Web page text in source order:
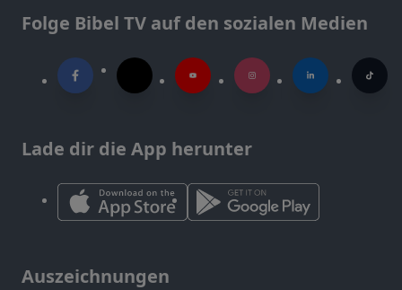
Folge Bibel TV auf den sozialen Medien
Lade dir die App herunter
Auszeichnungen